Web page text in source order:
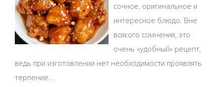
сочное, оригинальное и
интересное блюдо. Вне
всякого сомнения, это
очень «удобный» рецепт,
ведь при изготовлении нет необходимости проявлять
терпение...